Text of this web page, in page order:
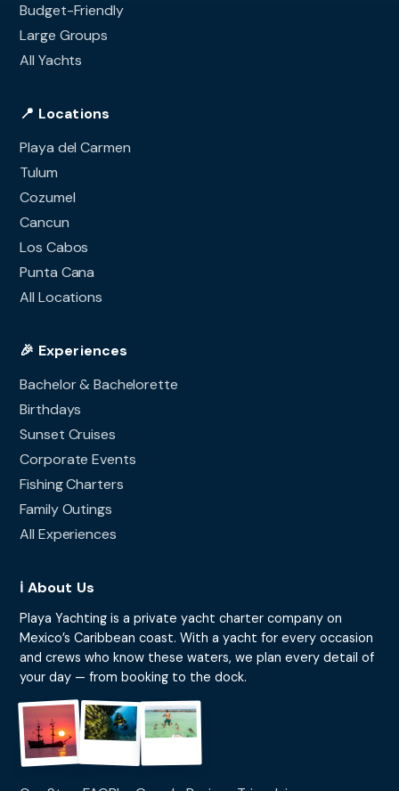
Budget-Friendly
Large Groups
All Yachts
📍 Locations
Playa del Carmen
Tulum
Cozumel
Cancun
Los Cabos
Punta Cana
All Locations
🎉 Experiences
Bachelor & Bachelorette
Birthdays
Sunset Cruises
Corporate Events
Fishing Charters
Family Outings
All Experiences
ℹ️ About Us
Playa Yachting is a private yacht charter company on
Mexico’s Caribbean coast. With a yacht for every occasion
and crews who know these waters, we plan every detail of
your day — from booking to the dock.